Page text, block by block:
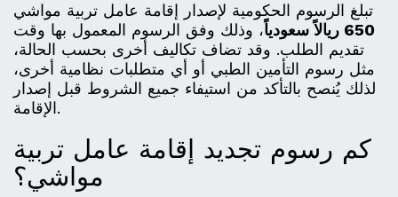
تبلغ الرسوم الحكومية لإصدار إقامة عامل تربية مواشي
650 ريالاً سعودياً
، وذلك وفق الرسوم المعمول بها وقت
تقديم الطلب. وقد تضاف تكاليف أخرى بحسب الحالة،
مثل رسوم التأمين الطبي أو أي متطلبات نظامية أخرى،
لذلك يُنصح بالتأكد من استيفاء جميع الشروط قبل إصدار
الإقامة.
كم رسوم تجديد إقامة عامل تربية
مواشي؟